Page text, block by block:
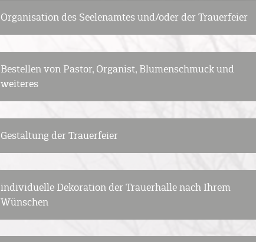
Organisation des Seelenamtes und/oder der Trauerfeier
Bestellen von Pastor, Organist, Blumenschmuck und
weiteres
Gestaltung der Trauerfeier
individuelle Dekoration der Trauerhalle nach Ihrem
Wünschen